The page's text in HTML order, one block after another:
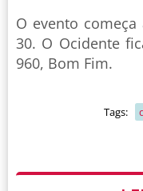
O evento
30. O Ocidente
960, Bom Fim.
Tags: